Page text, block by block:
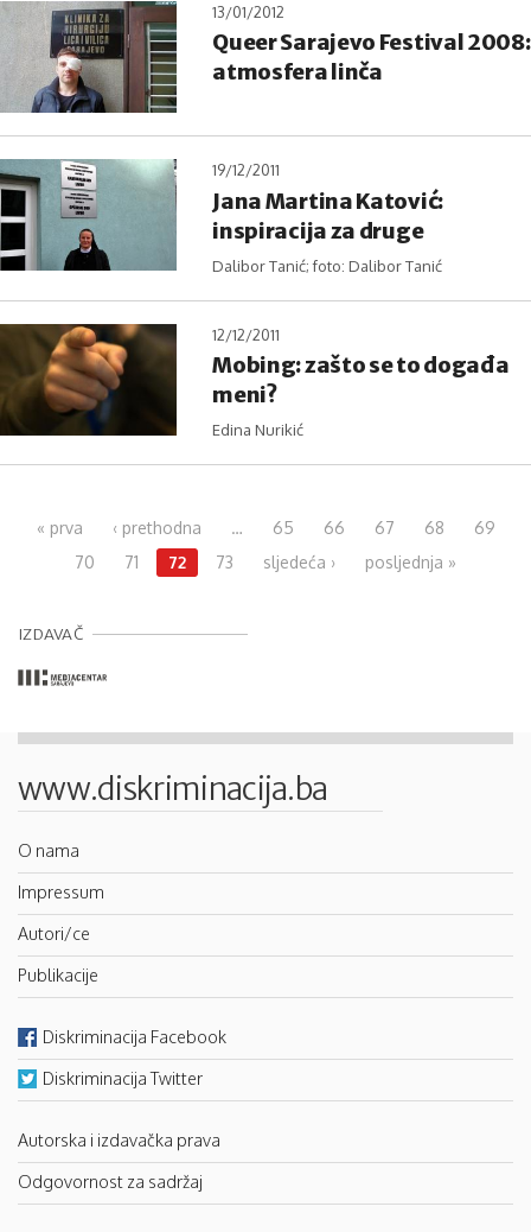
13/01/2012
Queer Sarajevo Festival 2008:
atmosfera linča
19/12/2011
Jana Martina Katović:
inspiracija za druge
Dalibor Tanić; foto: Dalibor Tanić
12/12/2011
Mobing: zašto se to događa
meni?
Edina Nurikić
« prva ‹ prethodna … 65 66 67 68
69
70
71 72 73 sljedeća › posljednja »
IZDAVAČ
www.diskriminacija.ba
O nama
Impressum
Autori/ce
Publikacije
Diskriminacija Facebook
Diskriminacija Twitter
Autorska i izdavačka prava
Odgovornost za sadržaj